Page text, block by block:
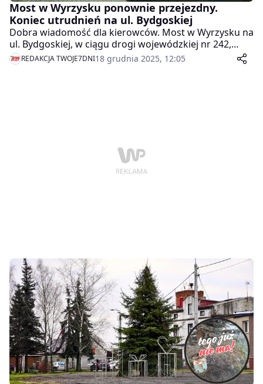
Most w Wyrzysku ponownie przejezdny.
Koniec utrudnień na ul. Bydgoskiej
Dobra wiadomość dla kierowców. Most w Wyrzysku na
ul. Bydgoskiej, w ciągu drogi wojewódzkiej nr 242,
został ponownie udostępniony do ruchu. Od dziś, 18
grudnia 2025 roku, można już bez przeszkód
REDAKCJA TWOJE7DNI18 grudnia 2025, 12:05